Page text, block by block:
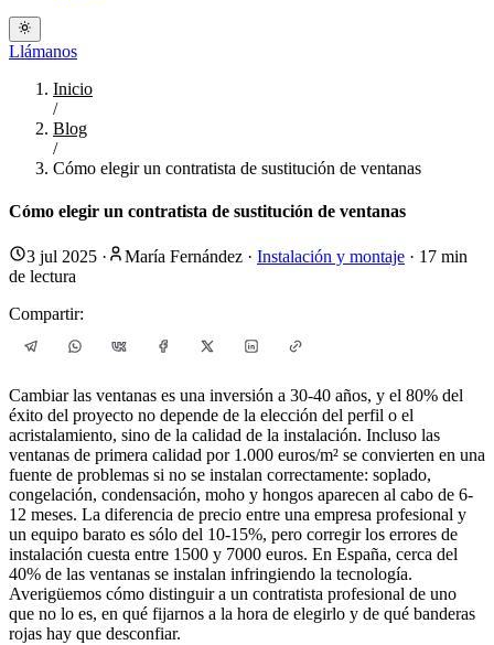
Llámanos
Inicio
/
Blog
/
Cómo elegir un contratista de sustitución de ventanas
Cómo elegir un contratista de sustitución de ventanas
3 jul 2025 · María Fernández · Instalación y montaje · 17 min
de lectura
Compartir:
Cambiar las ventanas es una inversión a 30-40 años, y el 80% del
éxito del proyecto no depende de la elección del perfil o el
acristalamiento, sino de la calidad de la instalación. Incluso las
ventanas de primera calidad por 1.000 euros/m² se convierten en una
fuente de problemas si no se instalan correctamente: soplado,
congelación, condensación, moho y hongos aparecen al cabo de 6-
12 meses. La diferencia de precio entre una empresa profesional y
un equipo barato es sólo del 10-15%, pero corregir los errores de
instalación cuesta entre 1500 y 7000 euros. En España, cerca del
40% de las ventanas se instalan infringiendo la tecnología.
Averigüemos cómo distinguir a un contratista profesional de uno
que no lo es, en qué fijarnos a la hora de elegirlo y de qué banderas
rojas hay que desconfiar.